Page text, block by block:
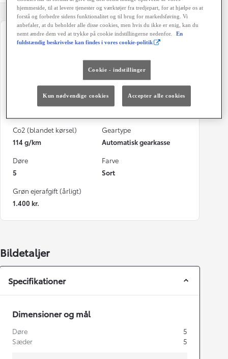
Registreringsår
Modelår
Brændstof
Hybrid Benzin
Hestekræfter
Co2 (blandet kørsel)
114 g/km
Geartype
Automatisk gearkasse
Døre
5
Farve
Sort
Grøn ejerafgift (årligt)
1.400 kr.
Bildetaljer
Specifikationer
Dimensioner og mål
Døre
5
Sæder
5
hjemmeside, til at levere tjenester og værktøjer fra tredjepart, for at hjælpe os at
forstå og forbedre sidens funktionalitet og til brug for markedsføring. Vi
anbefaler, at du beholder alle disse cookies, men hvis du ikke er enig, kan du
nemt ændre dem ved at trykke på cookie indstillingerne nedenfor.
En
fuldstændig beskrivelse kan findes i vores cookie-politik
Cookie - indstillinger
Kun nødvendige cookies Accepter alle cookies